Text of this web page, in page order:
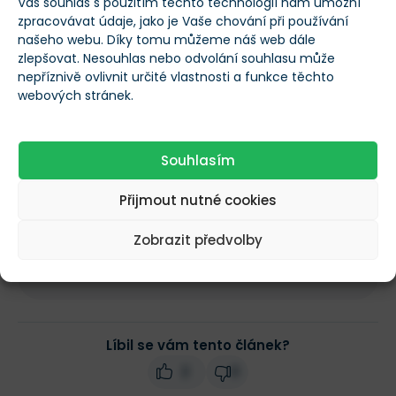
zpracovávat údaje, jako je Vaše chování při používání
našeho webu. Díky tomu můžeme náš web dále
zlepšovat. Nesouhlas nebo odvolání souhlasu může
nepříznivě ovlivnit určité vlastnosti a funkce těchto
webových stránek.
Souhlasím
Přijmout nutné cookies
Zobrazit předvolby
Proč super aplikace lákají investory
Kde růst naráží na tvrdou realitu
Kde vzniká největší část hodnoty
Jak akvizice mění investiční příběh
Odemknout článek
Líbil se vám tento článek?